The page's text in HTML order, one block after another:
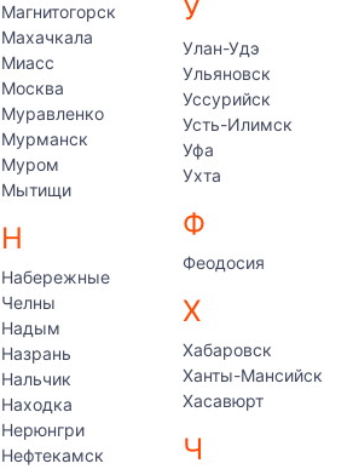
Магнитогорск
Махачкала
Миасс
Москва
Муравленко
Мурманск
Муром
Мытищи
Н
Набережные
Челны
Надым
Назрань
Нальчик
Находка
Нерюнгри
Нефтекамск
У
Улан-Удэ
Ульяновск
Уссурийск
Усть-Илимск
Уфа
Ухта
Ф
Феодосия
Х
Хабаровск
Ханты-Мансийск
Хасавюрт
Ч